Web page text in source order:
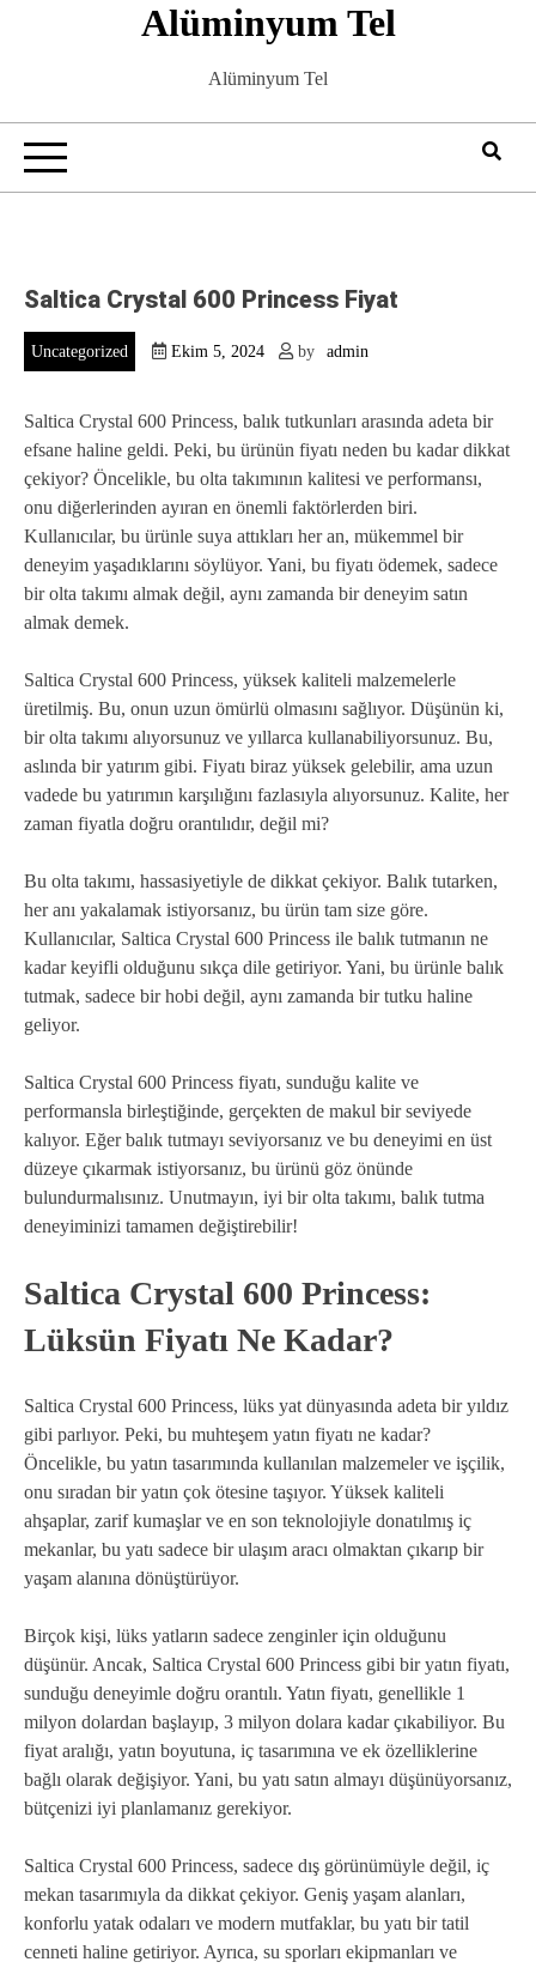
Alüminyum Tel
Alüminyum Tel
Saltica Crystal 600 Princess Fiyat
Uncategorized Ekim 5, 2024 by admin
Saltica Crystal 600 Princess, balık tutkunları arasında adeta bir
efsane haline geldi. Peki, bu ürünün fiyatı neden bu kadar dikkat
çekiyor? Öncelikle, bu olta takımının kalitesi ve performansı,
onu diğerlerinden ayıran en önemli faktörlerden biri.
Kullanıcılar, bu ürünle suya attıkları her an, mükemmel bir
deneyim yaşadıklarını söylüyor. Yani, bu fiyatı ödemek, sadece
bir olta takımı almak değil, aynı zamanda bir deneyim satın
almak demek.
Saltica Crystal 600 Princess, yüksek kaliteli malzemelerle
üretilmiş. Bu, onun uzun ömürlü olmasını sağlıyor. Düşünün ki,
bir olta takımı alıyorsunuz ve yıllarca kullanabiliyorsunuz. Bu,
aslında bir yatırım gibi. Fiyatı biraz yüksek gelebilir, ama uzun
vadede bu yatırımın karşılığını fazlasıyla alıyorsunuz. Kalite, her
zaman fiyatla doğru orantılıdır, değil mi?
Bu olta takımı, hassasiyetiyle de dikkat çekiyor. Balık tutarken,
her anı yakalamak istiyorsanız, bu ürün tam size göre.
Kullanıcılar, Saltica Crystal 600 Princess ile balık tutmanın ne
kadar keyifli olduğunu sıkça dile getiriyor. Yani, bu ürünle balık
tutmak, sadece bir hobi değil, aynı zamanda bir tutku haline
geliyor.
Saltica Crystal 600 Princess fiyatı, sunduğu kalite ve
performansla birleştiğinde, gerçekten de makul bir seviyede
kalıyor. Eğer balık tutmayı seviyorsanız ve bu deneyimi en üst
düzeye çıkarmak istiyorsanız, bu ürünü göz önünde
bulundurmalısınız. Unutmayın, iyi bir olta takımı, balık tutma
deneyiminizi tamamen değiştirebilir!
Saltica Crystal 600 Princess:
Lüksün Fiyatı Ne Kadar?
Saltica Crystal 600 Princess, lüks yat dünyasında adeta bir yıldız
gibi parlıyor. Peki, bu muhteşem yatın fiyatı ne kadar?
Öncelikle, bu yatın tasarımında kullanılan malzemeler ve işçilik,
onu sıradan bir yatın çok ötesine taşıyor. Yüksek kaliteli
ahşaplar, zarif kumaşlar ve en son teknolojiyle donatılmış iç
mekanlar, bu yatı sadece bir ulaşım aracı olmaktan çıkarıp bir
yaşam alanına dönüştürüyor.
Birçok kişi, lüks yatların sadece zenginler için olduğunu
düşünür. Ancak, Saltica Crystal 600 Princess gibi bir yatın fiyatı,
sunduğu deneyimle doğru orantılı. Yatın fiyatı, genellikle 1
milyon dolardan başlayıp, 3 milyon dolara kadar çıkabiliyor. Bu
fiyat aralığı, yatın boyutuna, iç tasarımına ve ek özelliklerine
bağlı olarak değişiyor. Yani, bu yatı satın almayı düşünüyorsanız,
bütçenizi iyi planlamanız gerekiyor.
Saltica Crystal 600 Princess, sadece dış görünümüyle değil, iç
mekan tasarımıyla da dikkat çekiyor. Geniş yaşam alanları,
konforlu yatak odaları ve modern mutfaklar, bu yatı bir tatil
cenneti haline getiriyor. Ayrıca, su sporları ekipmanları ve